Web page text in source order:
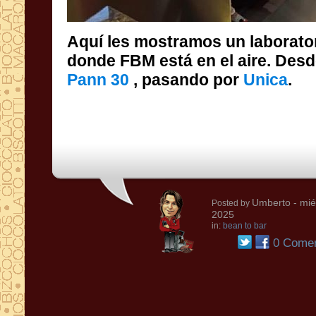
Aquí les mostramos un
donde FBM está en el aire.
Pann 30 , pasando por Unica.
Posted by Umberto -
2025
in: bean to bar
0